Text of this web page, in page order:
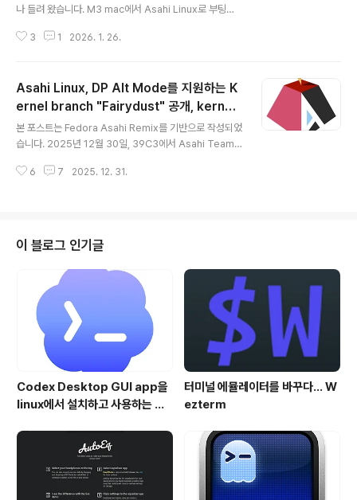
나 들려 왔습니다. M3 mac에서 Asahi Linux로 부팅을
마, 개발진 중 한 분이 올리신 것 같은데, 기본적으로 내장
합니다. GPU 지원은 아직 안된다는 말이겠지요. 와.. 기대
이상으로 Asahi Team이 빠르게 작업하고 있는 것 같습
니다. Asahi Linux 공식 Kernel Github에 가 보면, 6.1
8.x , 6.19.x 그리고 6.20.x 까지 단계를 나눠 진행을 하고
있는 것으로 보이며, Thunderbolt에 대한 코..
3 1 2026. 1. 26.
Asahi Linux, DP Alt Mode를 지원하는 K
ernel branch "Fairydust" 공개, kernel
빌드 방법 및 적용 결과
본 포스트는 Fedora Asahi Remix를 기반으로 작성되었
습니다. 2025년 12월 30일, 39C3에서 Asahi Team
o Apple Silicon이라는 주제로 발표가 있었습니다. (이전
코드명은 Fairydust 입니다. 작명 센스가 돋보입니다. Up
date : 2026.04.06- fairydust 가 6.19.11+ 로 업데이
트 되었습니다. 아래 글 내용에서 버전이 불일치 하는 부분
들은 참고 하시기 바랍니..
6 7 2025. 12. 31.
이 블로그 인기글
Codex Desktop GUI app을
linux에서 설치하고 사용하는 방
터미널 에뮬레이터를 바꾸다... W
ezterm